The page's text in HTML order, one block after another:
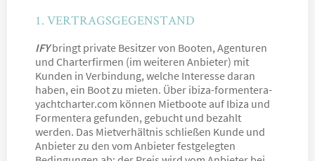
1. VERTRAGSGEGENSTAND
IFYbringt private Besitzer von Booten, Agenturen
und Charterfirmen (im weiteren Anbieter) mit
Kunden in Verbindung, welche Interesse daran
haben, ein Boot zu mieten. Über ibiza-formentera-
yachtcharter.com können Mietboote auf Ibiza und
Formentera gefunden, gebucht und bezahlt
werden. Das Mietverhältnis schließen Kunde und
Anbieter zu den vom Anbieter festgelegten